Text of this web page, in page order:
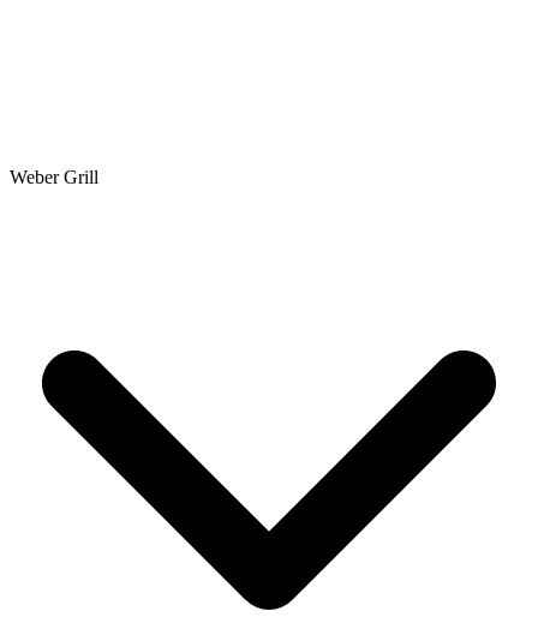
Weber Grill